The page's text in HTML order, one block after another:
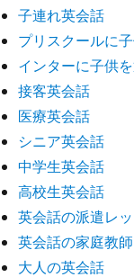
子連れ英会話
プリスクールに
インターに子供
接客英会話
医療英会話
シニア英会話
中学生英会話
高校生英会話
英会話の派遣レ
英会話の家庭教師
大人の英会話